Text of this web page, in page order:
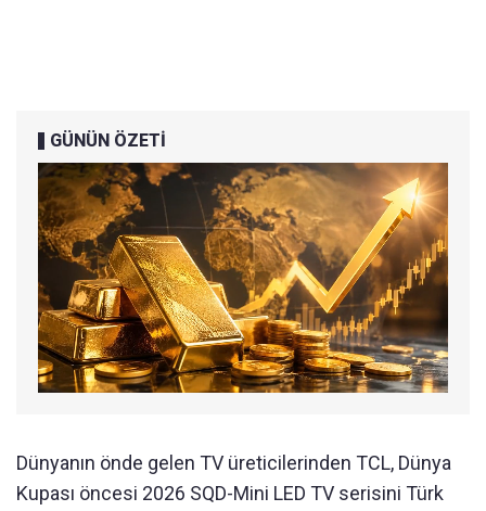
GÜNÜN ÖZETİ
Dünyanın önde gelen TV üreticilerinden TCL, Dünya
Kupası öncesi 2026 SQD-Mini LED TV serisini Türk